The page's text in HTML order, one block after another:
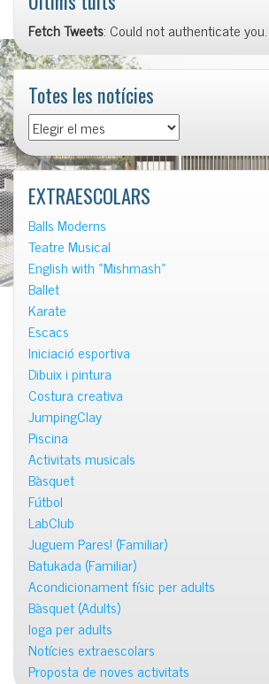
Fetch Tweets: Could not authenticate
Totes les notícies
Totes
les
notícies
EXTRAESCOLARS
Balls Moderns
Teatre Musical
English with «Mishmash»
Ballet
Karate
Escacs
Iniciació esportiva
Dibuix i pintura
Costura creativa
JumpingClay
Piscina
Activitats musicals
Bàsquet
Fútbol
LabClub
Juguem Pares! (Familiar)
Batukada (Familiar)
Acondicionament físic per adults
Bàsquet (Adults)
Ioga per adults
Notícies extraescolars
Proposta de noves activitats